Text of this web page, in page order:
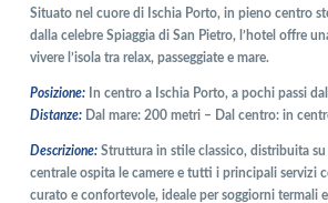
Situato nel cuore di Ischia Porto, in pieno centro
dalla celebre Spiaggia di San Pietro, l’hotel offre
vivere l’isola tra relax, passeggiate e mare.
Posizione: In centro a Ischia Porto, a pochi passi
Distanze: Dal mare: 200 metri – Dal centro: in
Descrizione: Struttura in stile classico, distribuita
centrale ospita le camere e tutti i principali servizi
curato e confortevole, ideale per soggiorni termali